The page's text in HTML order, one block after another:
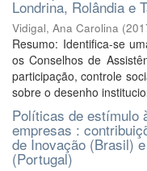
Londrina, Rolândia e
Vidigal, Ana Carolina (
Resumo: Identifica-se
os Conselhos de
participação, controle
sobre o desenho
Políticas de estímulo
empresas :
de Inovação (Brasil)
(Portugal)